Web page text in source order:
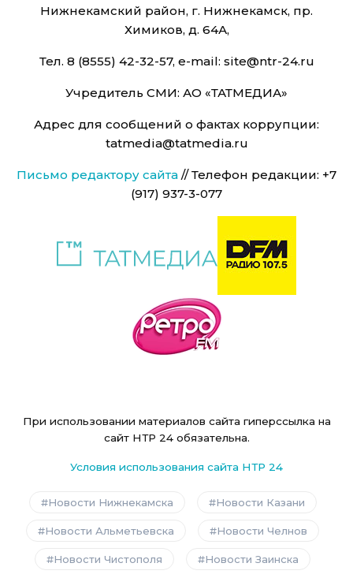
Нижнекамский район, г. Нижнекамск, пр.
Химиков, д. 64А,
Тел. 8 (8555) 42-32-57, e-mail: site@ntr-24.ru
Учредитель СМИ: АО «ТАТМЕДИА»
Адрес для сообщений о фактах коррупции:
tatmedia@tatmedia.ru
Письмо редактору сайта // Телефон редакции: +7
(917) 937-3-077
При использовании материалов сайта гиперссылка на
сайт НТР 24 обязательна.
Условия использования сайта НТР 24
Новости Нижнекамска Новости Казани
Новости Альметьевска Новости Челнов
Новости Чистополя Новости Заинска